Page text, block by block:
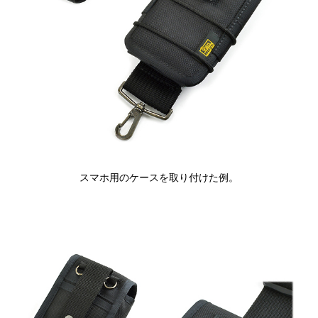
スマホ用のケースを取り付けた例。